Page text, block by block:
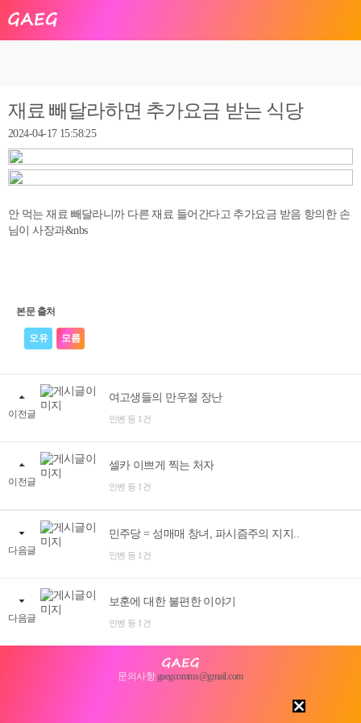
재료 빼달라하면 추가요금 받는 식당
2024-04-17 15:58:25
안 먹는 재료 빼달라니까 다른 재료 들어간다고 추가요금 받음 항의한 손
님이 사장과&nbs
본문 출처
오유 모름
이전글
여고생들의 만우절 장난
인벤 등 1건
이전글
셀카 이쁘게 찍는 처자
인벤 등 1건
다음글
민주당 = 성매매 창녀, 파시즘주의 지지..
인벤 등 1건
다음글
보훈에 대한 불편한 이야기
인벤 등 1건
문의사항gaegcomms@gmail.com